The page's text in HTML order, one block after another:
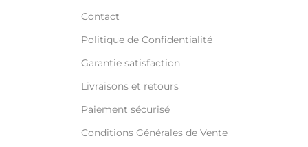
Contact
Politique de Confidentialité
Garantie satisfaction
Livraisons et retours
Paiement sécurisé
Conditions Générales de Vente